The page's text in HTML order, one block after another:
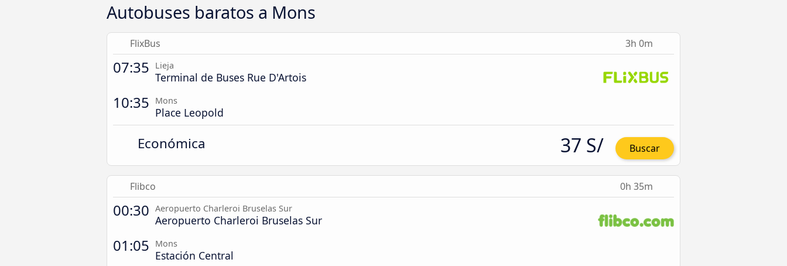
Autobuses baratos a Mons
FlixBus 3h 0m
07:35 Lieja
Terminal de Buses Rue D'Artois
10:35 Mons
Place Leopold
Económica 37 S/ Buscar
Flibco 0h 35m
00:30 Aeropuerto Charleroi Bruselas Sur
Aeropuerto Charleroi Bruselas Sur
01:05 Mons
Estación Central